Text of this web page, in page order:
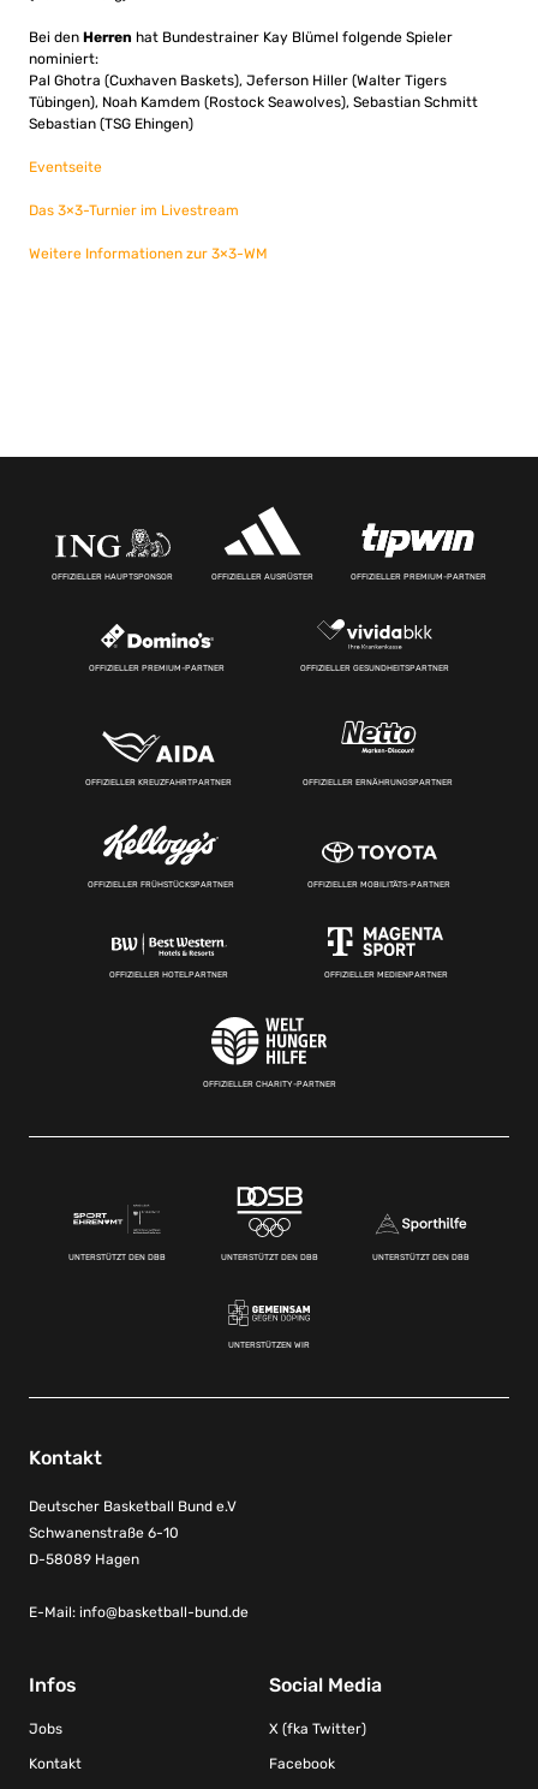
Bei den Herren hat Bundestrainer Kay Blümel folgende Spieler
nominiert:
Pal Ghotra (Cuxhaven Baskets), Jeferson Hiller (Walter Tigers
Tübingen), Noah Kamdem (Rostock Seawolves), Sebastian Schmitt
Sebastian (TSG Ehingen)
Eventseite
Das 3×3-Turnier im Livestream
Weitere Informationen zur 3×3-WM
OFFIZIELLER HAUPTSPONSOR OFFIZIELLER AUSRÜSTER OFFIZIELLER PREMIUM-PARTNER
OFFIZIELLER PREMIUM-PARTNER OFFIZIELLER GESUNDHEITSPARTNER
OFFIZIELLER KREUZFAHRTPARTNER OFFIZIELLER ERNÄHRUNGSPARTNER
OFFIZIELLER FRÜHSTÜCKSPARTNER OFFIZIELLER MOBILITÄTS-PARTNER
OFFIZIELLER HOTELPARTNER OFFIZIELLER MEDIENPARTNER
OFFIZIELLER CHARITY-PARTNER
UNTERSTÜTZT DEN DBB UNTERSTÜTZT DEN DBB UNTERSTÜTZT DEN DBB
UNTERSTÜTZEN WIR
Kontakt
Deutscher Basketball Bund e.V
Schwanenstraße 6-10
D-58089 Hagen
E-Mail: info@basketball-bund.de
Infos
Jobs
Kontakt
Social Media
X (fka Twitter)
Facebook